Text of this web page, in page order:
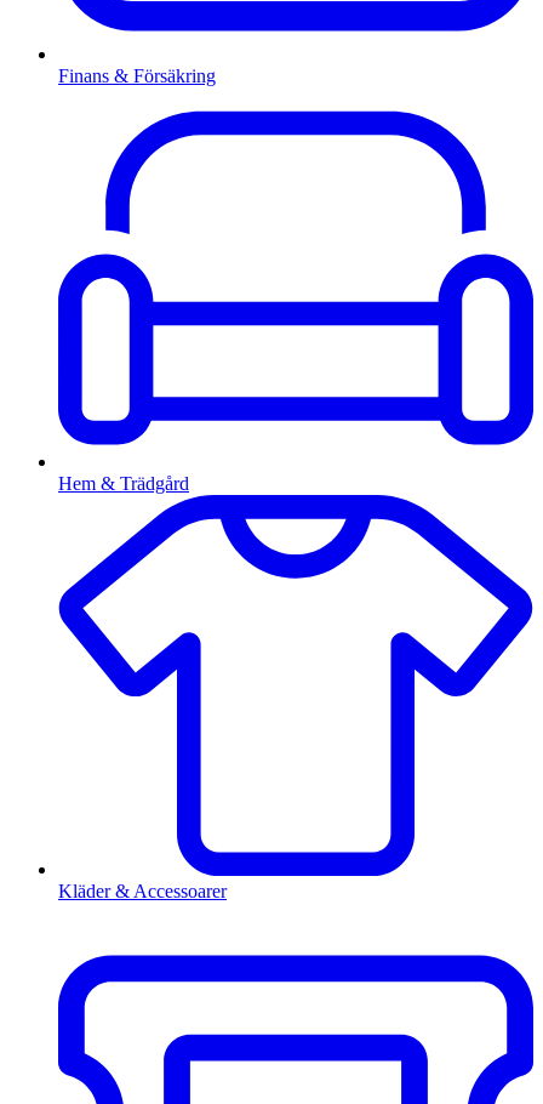
Finans & Försäkring
Hem & Trädgård
Kläder & Accessoarer